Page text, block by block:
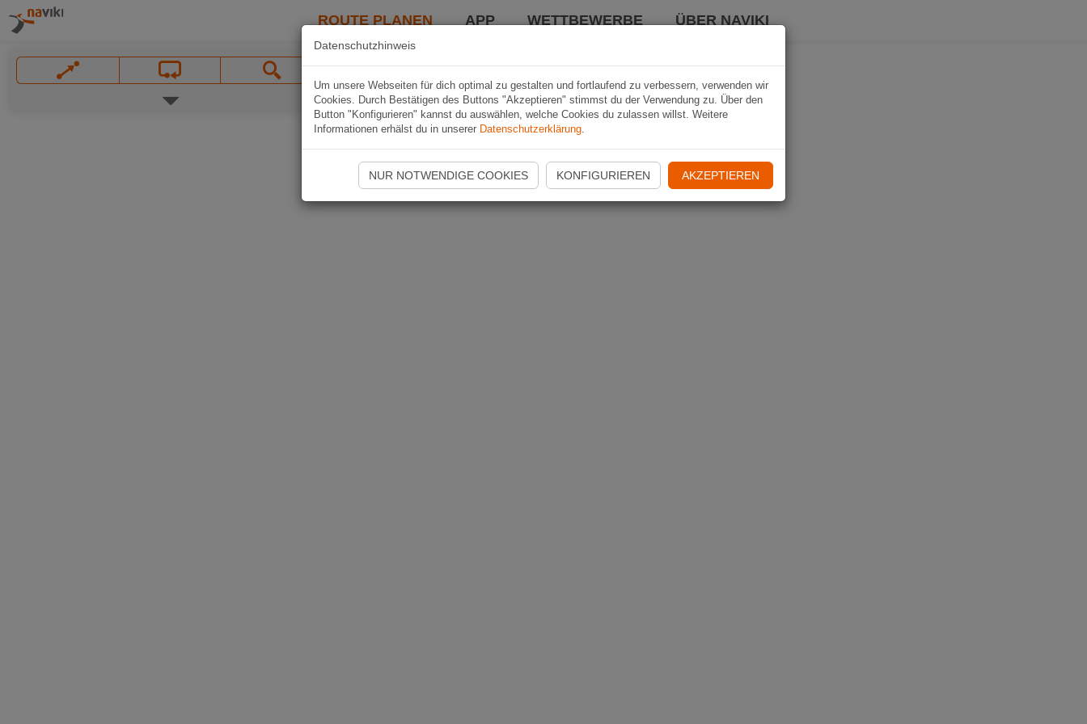
ROUTE PLANEN APP WETTBEWERBE ÜBER NAVIKI
Datenschutzhinweis
Um unsere Webseiten für dich optimal zu gestalten und fortlaufend zu verbessern, verwenden wir
Cookies. Durch Bestätigen des Buttons "Akzeptieren" stimmst du der Verwendung zu. Über den
Button "Konfigurieren" kannst du auswählen, welche Cookies du zulassen willst. Weitere
Informationen erhälst du in unserer Datenschutzerklärung.
NUR NOTWENDIGE COOKIES KONFIGURIEREN AKZEPTIEREN